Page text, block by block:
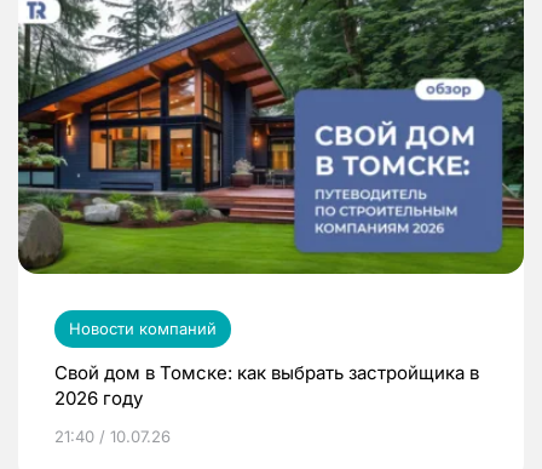
Новости компаний
Свой дом в Томске: как выбрать застройщика в
2026 году
21:40 / 10.07.26